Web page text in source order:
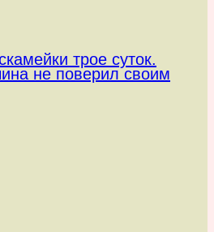
трое суток.
не поверил своим